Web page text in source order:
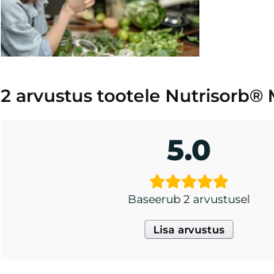
2 arvustus tootele Nutrisorb®
5.0
Baseerub 2 arvustusel
Lisa arvustus